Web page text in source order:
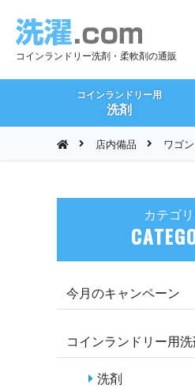
コインランドリー洗剤・柔軟剤の通販
コインランドリー用
洗剤
店内備品 ワゴ
カテゴ
今月のキャンペーン
コインランドリー用
洗剤